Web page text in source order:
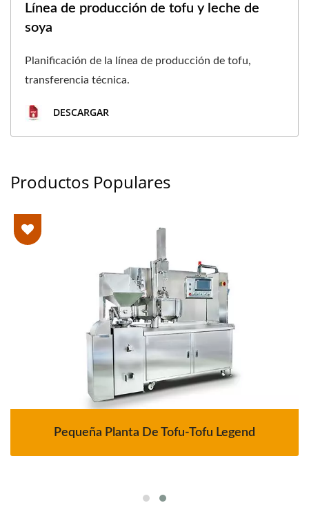
Línea de producción de tofu y leche de
soya
Planificación de la línea de producción de tofu,
transferencia técnica.
DESCARGAR
Productos Populares
Pequeña Planta De Tofu-Tofu Legend